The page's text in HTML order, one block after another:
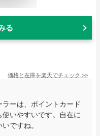
る
価格と在庫を楽天でチェック >>
ーは、ポイントカード
いやすいです。自在に
ですね。